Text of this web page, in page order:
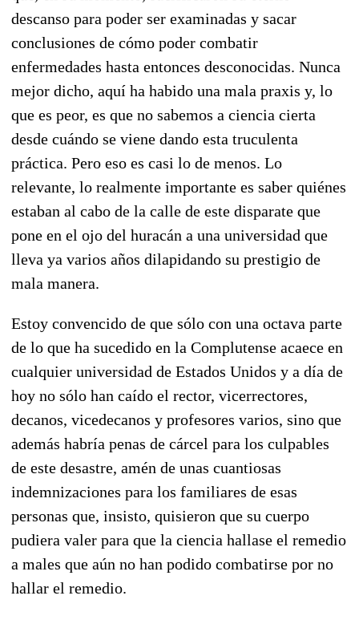
descanso para poder ser examinadas y sacar
conclusiones de cómo poder combatir
enfermedades hasta entonces desconocidas. Nunca
mejor dicho, aquí ha habido una mala praxis y, lo
que es peor, es que no sabemos a ciencia cierta
desde cuándo se viene dando esta truculenta
práctica. Pero eso es casi lo de menos. Lo
relevante, lo realmente importante es saber quiénes
estaban al cabo de la calle de este disparate que
pone en el ojo del huracán a una universidad que
lleva ya varios años dilapidando su prestigio de
mala manera.
Estoy convencido de que sólo con una octava parte
de lo que ha sucedido en la Complutense acaece en
cualquier universidad de Estados Unidos y a día de
hoy no sólo han caído el rector, vicerrectores,
decanos, vicedecanos y profesores varios, sino que
además habría penas de cárcel para los culpables
de este desastre, amén de unas cuantiosas
indemnizaciones para los familiares de esas
personas que, insisto, quisieron que su cuerpo
pudiera valer para que la ciencia hallase el remedio
a males que aún no han podido combatirse por no
hallar el remedio.